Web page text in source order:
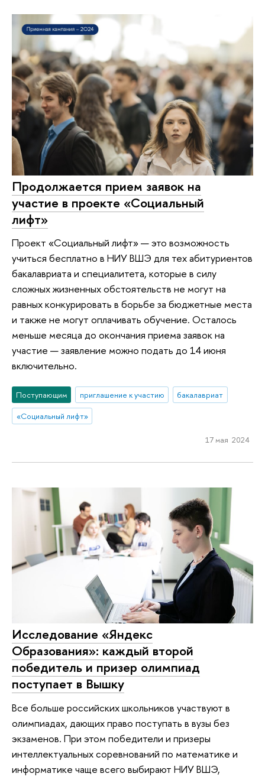
Продолжается прием заявок на
участие в проекте «Социальный
лифт»
Проект «Социальный лифт» — это возможность
учиться бесплатно в НИУ ВШЭ для тех абитуриентов
бакалавриата и специалитета, которые в силу
сложных жизненных обстоятельств не могут на
равных конкурировать в борьбе за бюджетные места
и также не могут оплачивать обучение. Осталось
меньше месяца до окончания приема заявок на
участие — заявление можно подать до 14 июня
включительно.
Поступающим приглашение к участию
бакалавриат
«Социальный лифт»
17 мая 2024
Исследование «Яндекс
Образования»: каждый второй
победитель и призер олимпиад
поступает в Вышку
Все больше российских школьников участвуют в
олимпиадах, дающих право поступать в вузы без
экзаменов. При этом победители и призеры
интеллектуальных соревнований по математике и
информатике чаще всего выбирают НИУ ВШЭ,